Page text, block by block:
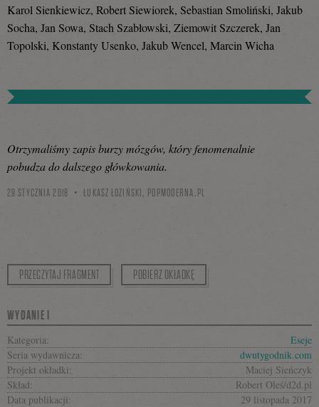
Karol Sienkiewicz, Robert Siewiorek, Sebastian Smoliński, Jakub
Socha, Jan Sowa, Stach Szabłowski, Ziemowit Szczerek, Jan
Topolski, Konstanty Usenko, Jakub Wencel, Marcin Wicha
Otrzymaliśmy zapis burzy mózgów, który fenomenalnie
pobudza do dalszego główkowania.
29 STYCZNIA 2018 ŁUKASZ ŁOZIŃSKI, POPMODERNA.PL
PRZECZYTAJ FRAGMENT POBIERZ OKŁADKĘ
WYDANIE I
Kategoria:
Eseje
Seria wydawnicza:
dwutygodnik.com
Projekt okładki:
Maciej Sieńczyk
Skład:
Robert Oleś/d2d.pl
Data publikacji:
29 listopada 2017